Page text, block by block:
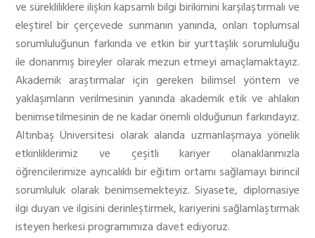
ve sürekliliklere ilişkin kapsamlı bilgi birikimini karşılaştırmalı ve
eleştirel bir çerçevede sunmanın yanında, onları toplumsal
sorumluluğunun farkında ve etkin bir yurttaşlık sorumluluğu
ile donanmış bireyler olarak mezun etmeyi amaçlamaktayız.
Akademik araştırmalar için gereken bilimsel yöntem ve
yaklaşımların verilmesinin yanında akademik etik ve ahlakın
benimsetilmesinin de ne kadar önemli olduğunun farkındayız.
Altınbaş Üniversitesi olarak alanda uzmanlaşmaya yönelik
etkinliklerimiz ve çeşitli kariyer olanaklarımızla
öğrencilerimize ayrıcalıklı bir eğitim ortamı sağlamayı birincil
sorumluluk olarak benimsemekteyiz. Siyasete, diplomasiye
ilgi duyan ve ilgisini derinleştirmek, kariyerini sağlamlaştırmak
isteyen herkesi programımıza davet ediyoruz.